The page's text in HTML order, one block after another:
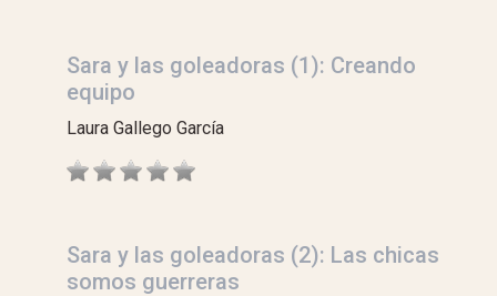
Sara y las goleadoras (1): Creando
equipo
Laura Gallego García
Sara y las goleadoras (2): Las chicas
somos guerreras